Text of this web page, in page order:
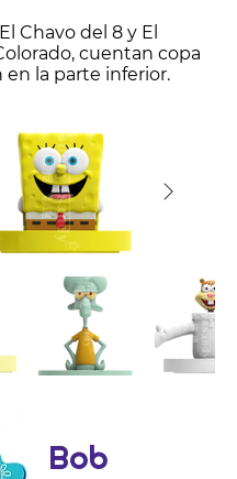
Chavo del 8 y El
cuentan copa
en la parte inferior.
Bob